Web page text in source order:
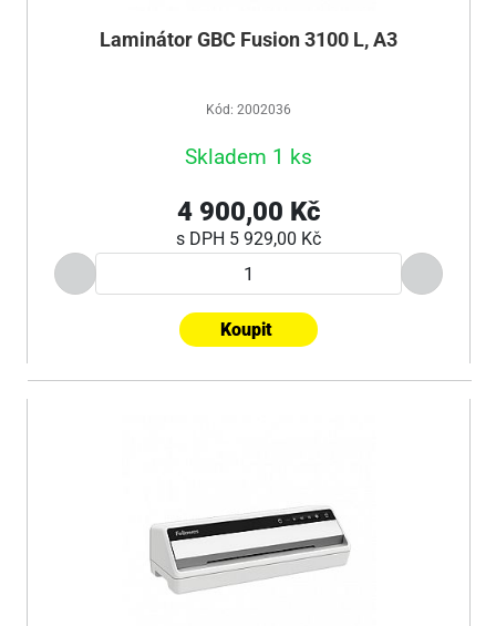
Laminátor GBC Fusion 3100 L, A3
Kód: 2002036
Skladem 1 ks
4 900,00 Kč
s DPH 5 929,00 Kč
Koupit